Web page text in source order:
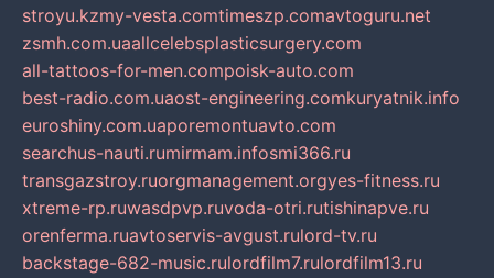
stroyu.kzmy-vesta.comtimeszp.comavtoguru.net
zsmh.com.uaallcelebsplasticsurgery.com
all-tattoos-for-men.compoisk-auto.com
best-radio.com.uaost-engineering.comkuryatnik.info
euroshiny.com.uaporemontuavto.com
searchus-nauti.rumirmam.infosmi366.ru
transgazstroy.ruorgmanagement.orgyes-fitness.ru
xtreme-rp.ruwasdpvp.ruvoda-otri.rutishinapve.ru
orenferma.ruavtoservis-avgust.rulord-tv.ru
backstage-682-music.rulordfilm7.rulordfilm13.ru